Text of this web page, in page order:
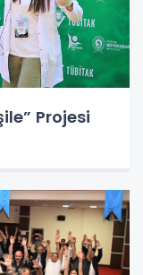
Projesi